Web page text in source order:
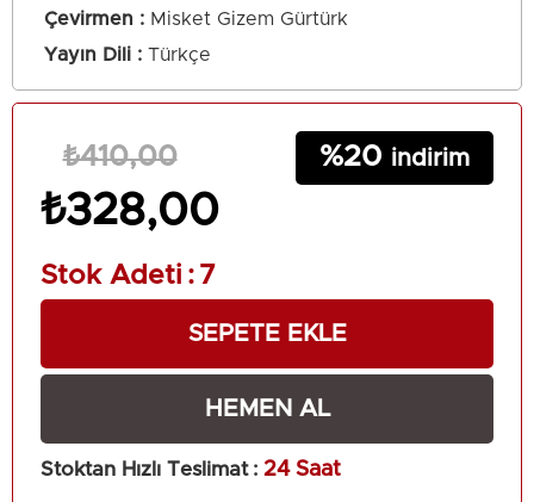
Çevirmen
Misket Gizem Gürtürk
Yayın Dili
Türkçe
₺410,00
₺328,00
20
Stok Adeti : 7
Stoktan Hızlı Teslimat : 24 Saat